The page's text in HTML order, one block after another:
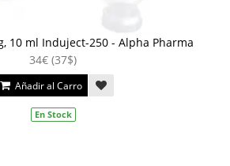
10 ml Induject-250 - Alpha Pharma
34€ (37$)
Añadir al Carro
En Stock